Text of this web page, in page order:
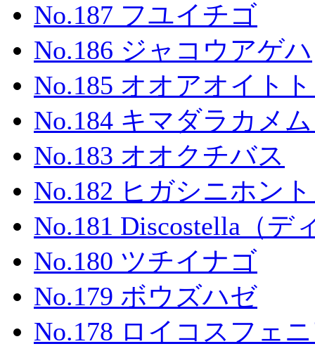
No.187 フユイチゴ
No.186 ジャコウアゲハ
No.185 オオアオイト
No.184 キマダラカメ
No.183 オオクチバス
No.182 ヒガシニホン
No.181 Discostella（デ
No.180 ツチイナゴ
No.179 ボウズハゼ
No.178 ロイコスフェ